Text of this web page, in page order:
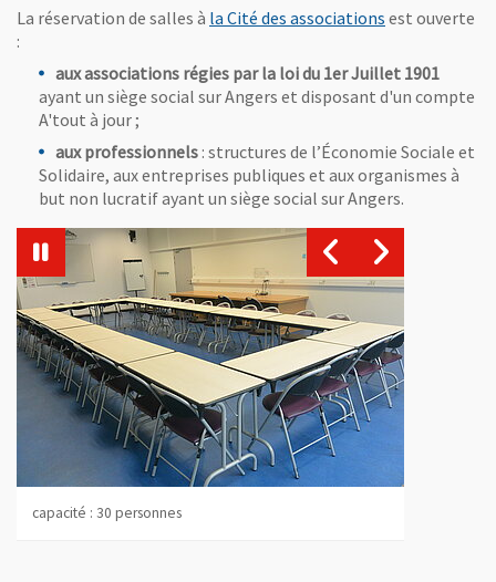
La réservation de salles à la Cité des associations est ouverte
:
aux associations régies par la loi du 1er Juillet 1901
ayant un siège social sur Angers et disposant d'un compte
A'tout à jour ;
aux professionnels : structures de l’Économie Sociale et
Solidaire, aux entreprises publiques et aux organismes à
but non lucratif ayant un siège social sur Angers.
Vue agrandie de l'image
capacité : 30 personnes
Vue agrandie de l'image
, Ouvre une nouvelle fenêtre
capacité : 24 personnes
Vue agrandie de l'image